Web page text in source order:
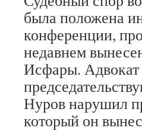
была положена
конференции,
недавнем
Исфары.
Нуров нарушил
который он